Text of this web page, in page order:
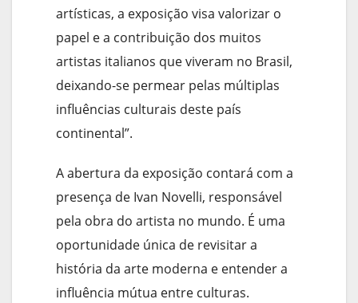
artísticas, a exposição visa valorizar o
papel e a contribuição dos muitos
artistas italianos que viveram no Brasil,
deixando-se permear pelas múltiplas
influências culturais deste país
continental”.
A abertura da exposição contará com a
presença de Ivan Novelli, responsável
pela obra do artista no mundo. É uma
oportunidade única de revisitar a
história da arte moderna e entender a
influência mútua entre culturas.